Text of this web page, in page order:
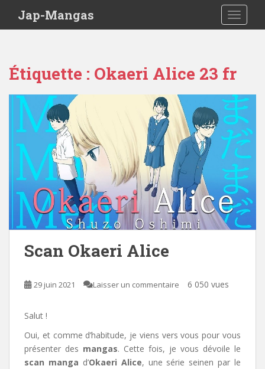
Jap-Mangas
Étiquette : Okaeri Alice 23 fr
Scan Okaeri Alice
29 juin 2021 Laisser un commentaire 6 050 vues
Salut !
Oui, et comme d’habitude, je viens vers vous pour vous
présenter des mangas. Cette fois, je vous dévoile le
scan manga d’Okaeri Alice, une série seinen par le